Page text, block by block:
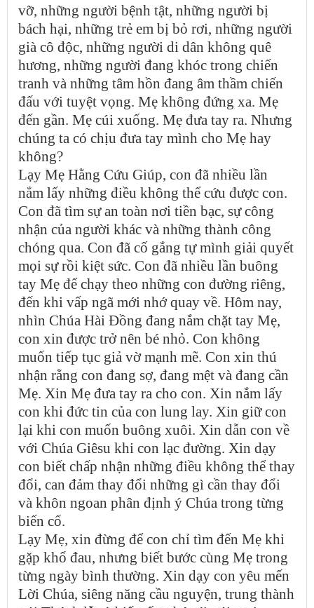
vỡ, những người bệnh tật, những người bị
bách hại, những trẻ em bị bỏ rơi, những người
già cô độc, những người di dân không quê
hương, những người đang khóc trong chiến
tranh và những tâm hồn đang âm thầm chiến
đấu với tuyệt vọng. Mẹ không đứng xa. Mẹ
đến gần. Mẹ cúi xuống. Mẹ đưa tay ra. Nhưng
chúng ta có chịu đưa tay mình cho Mẹ hay
không?
Lạy Mẹ Hằng Cứu Giúp, con đã nhiều lần
nắm lấy những điều không thể cứu được con.
Con đã tìm sự an toàn nơi tiền bạc, sự công
nhận của người khác và những thành công
chóng qua. Con đã cố gắng tự mình giải quyết
mọi sự rồi kiệt sức. Con đã nhiều lần buông
tay Mẹ để chạy theo những con đường riêng,
đến khi vấp ngã mới nhớ quay về. Hôm nay,
nhìn Chúa Hài Đồng đang nắm chặt tay Mẹ,
con xin được trở nên bé nhỏ. Con không
muốn tiếp tục giả vờ mạnh mẽ. Con xin thú
nhận rằng con đang sợ, đang mệt và đang cần
Mẹ. Xin Mẹ đưa tay ra cho con. Xin nắm lấy
con khi đức tin của con lung lay. Xin giữ con
lại khi con muốn buông xuôi. Xin dẫn con về
với Chúa Giêsu khi con lạc đường. Xin dạy
con biết chấp nhận những điều không thể thay
đổi, can đảm thay đổi những gì cần thay đổi
và khôn ngoan phân định ý Chúa trong từng
biến cố.
Lạy Mẹ, xin đừng để con chỉ tìm đến Mẹ khi
gặp khổ đau, nhưng biết bước cùng Mẹ trong
từng ngày bình thường. Xin dạy con yêu mến
Lời Chúa, siêng năng cầu nguyện, trung thành